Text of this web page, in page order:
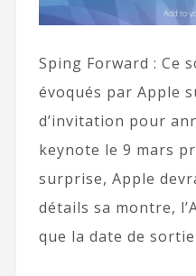
Sping Forward : Ce
évoqués par Apple
d’invitation pour
keynote le 9 mars
surprise, Apple
détails sa montre,
que la date de